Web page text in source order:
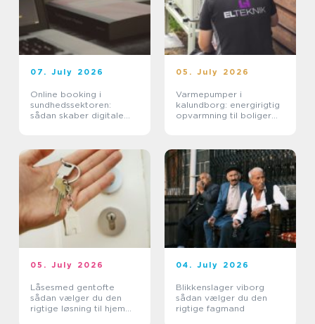
07. July 2026
Online booking i
sundhedssektoren:
sådan skaber digitale
05. July 2026
Varmepumper i
kalundborg: energirigtig
opvarmning til boliger
05. July 2026
Låsesmed gentofte
sådan vælger du den
rigtige løsning til hjem
04. July 2026
Blikkenslager viborg
sådan vælger du den
rigtige fagmand